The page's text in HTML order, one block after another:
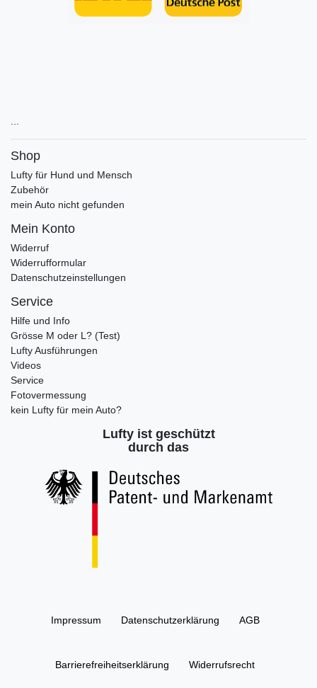
Shop
Lufty für Hund und Mensch
Zubehör
mein Auto nicht gefunden
Mein Konto
Widerruf
Widerrufformular
Datenschutzeinstellungen
Service
Hilfe und Info
Grösse M oder L? (Test)
Lufty Ausführungen
Videos
Service
Fotovermessung
kein Lufty für mein Auto?
Lufty ist geschützt
durch das
Impressum Daten­schutz­erklärung AGB
Barrierefreiheitserklärung Widerrufs­recht